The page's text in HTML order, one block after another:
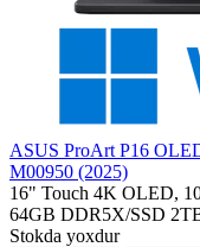
ASUS ProArt P16
M00950 (2025)
16" Touch 4K OLED,
64GB DDR5X/SSD
Stokda yoxdur